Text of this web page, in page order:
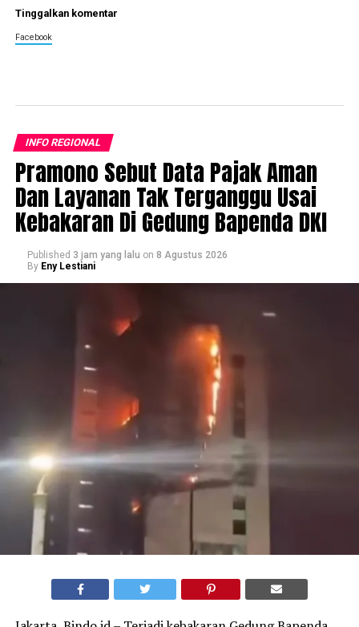
Tinggalkan komentar
Facebook
INFO REGIONAL
Pramono Sebut Data Pajak Aman
Dan Layanan Tak Terganggu Usai
Kebakaran Di Gedung Bapenda DKI
Published 3 jam yang lalu on 8 Agustus 2026
By Eny Lestiani